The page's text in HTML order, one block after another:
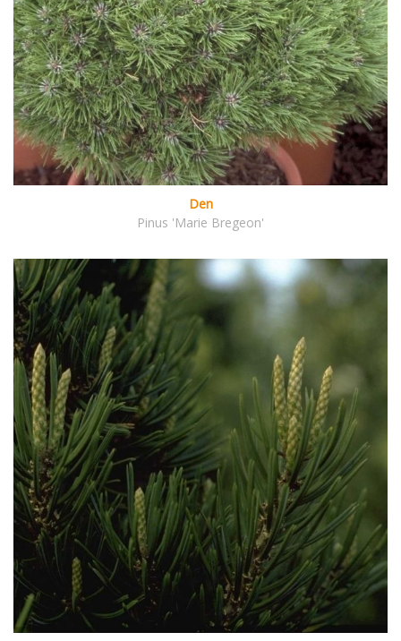
Den
Pinus 'Marie Bregeon'